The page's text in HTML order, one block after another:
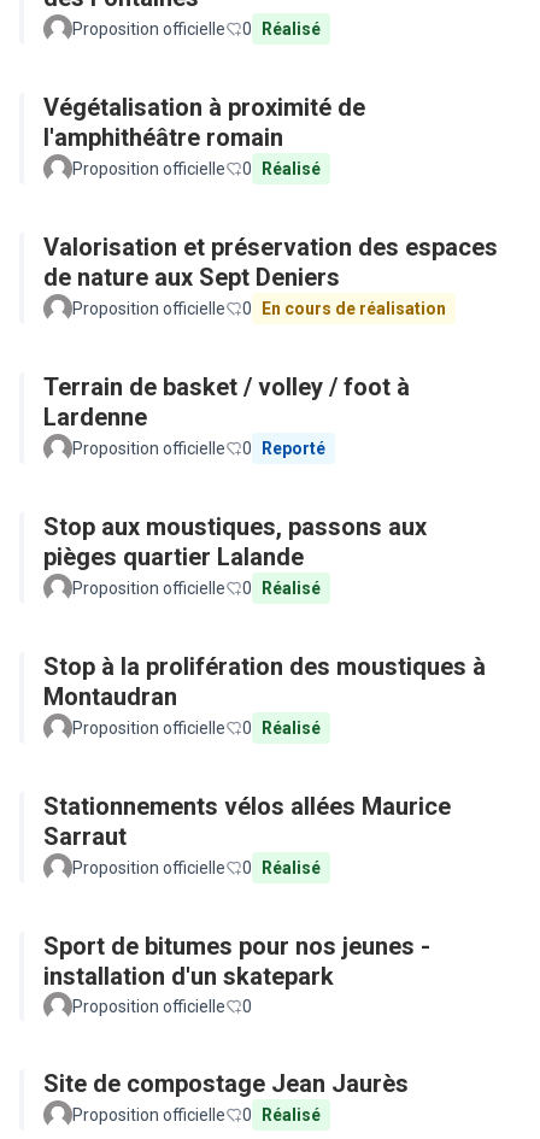
Proposition officielle 0 Réalisé
Végétalisation à proximité de
l'amphithéâtre romain
Proposition officielle 0 Réalisé
Valorisation et préservation des espaces
de nature aux Sept Deniers
Proposition officielle 0 En cours de réalisation
Terrain de basket / volley / foot à
Lardenne
Proposition officielle 0 Reporté
Stop aux moustiques, passons aux
pièges quartier Lalande
Proposition officielle 0 Réalisé
Stop à la prolifération des moustiques à
Montaudran
Proposition officielle 0 Réalisé
Stationnements vélos allées Maurice
Sarraut
Proposition officielle 0 Réalisé
Sport de bitumes pour nos jeunes -
installation d'un skatepark
Proposition officielle 0
Site de compostage Jean Jaurès
Proposition officielle 0 Réalisé